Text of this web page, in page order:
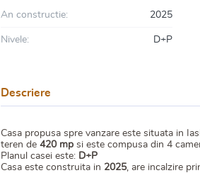
An constructie: 2025
Nivele: D+P
Descriere
Casa propusa spre vanzare este situata in
teren de 420 mp si este compusa din 4
Planul casei este: D+P
Casa este construita in 2025, are incalzire